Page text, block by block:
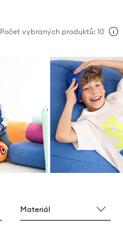
Počet vybraných produktů: 10
Materiál